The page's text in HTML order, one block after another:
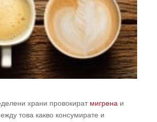
храни провокират мигрена и
това какво консумирате и